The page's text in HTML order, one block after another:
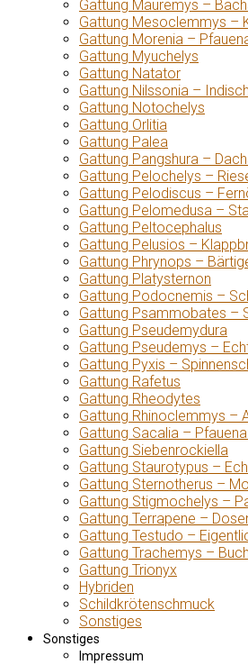
Gattung Mauremys –
Gattung Mesoclemmys –
Gattung Morenia –
Gattung Myuchelys
Gattung Natator
Gattung Nilssonia –
Gattung Notochelys
Gattung Orlitia
Gattung Palea
Gattung Pangshura –
Gattung Pelochelys –
Gattung Pelodiscus –
Gattung Pelomedusa –
Gattung Peltocephalus
Gattung Pelusios –
Gattung Phrynops –
Gattung Platysternon
Gattung Podocnemis –
Gattung Psammobates –
Gattung Pseudemydura
Gattung Pseudemys –
Gattung Pyxis –
Gattung Rafetus
Gattung Rheodytes
Gattung Rhinoclemmys –
Gattung Sacalia –
Gattung Siebenrockiella
Gattung Staurotypus –
Gattung Sternotherus –
Gattung Stigmochelys –
Gattung Terrapene –
Gattung Testudo –
Gattung Trachemys –
Gattung Trionyx
Hybriden
Schildkrötenschmuck
Sonstiges
Sonstiges
Impressum